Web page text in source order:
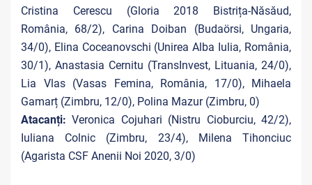
Cristina Cerescu (Gloria 2018 Bistrița-Năsăud,
România, 68/2), Carina Doiban (Budaörsi, Ungaria,
34/0), Elina Coceanovschi (Unirea Alba Iulia, România,
30/1), Anastasia Cernitu (TransInvest, Lituania, 24/0),
Lia Vlas (Vasas Femina, România, 17/0), Mihaela
Gamarț (Zimbru, 12/0), Polina Mazur (Zimbru, 0)
Atacanți: Veronica Cojuhari (Nistru Cioburciu, 42/2),
Iuliana Colnic (Zimbru, 23/4), Milena Tihonciuc
(Agarista CSF Anenii Noi 2020, 3/0)